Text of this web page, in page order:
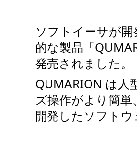
ソフトイーサが
的な製品「
発売されました。
QUMARION は人
ズ操作がより簡
開発したソフト